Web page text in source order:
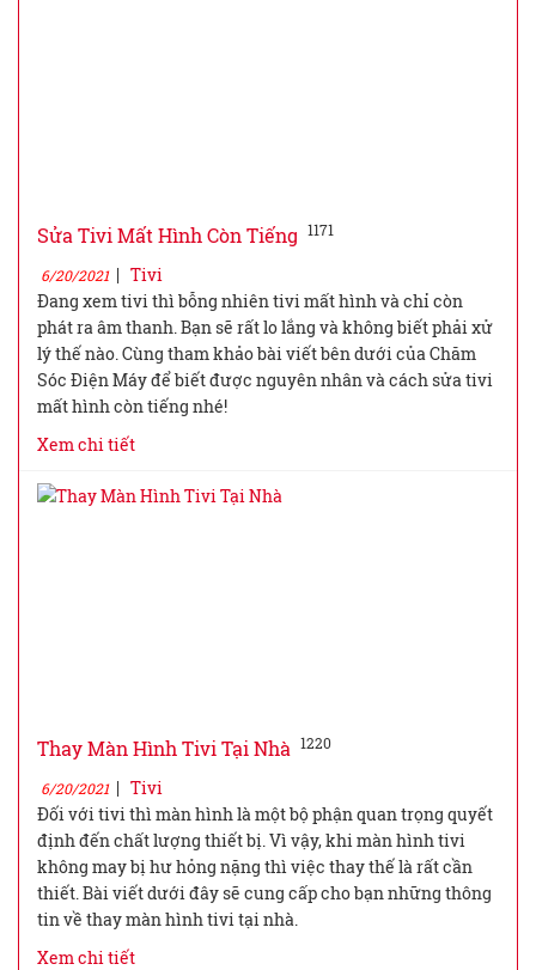
Sửa Tivi Mất Hình Còn Tiếng 1171
6/20/2021| Tivi
Đang xem tivi thì bỗng nhiên tivi mất hình và chỉ còn
phát ra âm thanh. Bạn sẽ rất lo lắng và không biết phải xử
lý thế nào. Cùng tham khảo bài viết bên dưới của Chăm
Sóc Điện Máy để biết được nguyên nhân và cách sửa tivi
mất hình còn tiếng nhé!
Xem chi tiết
Thay Màn Hình Tivi Tại Nhà 1220
6/20/2021| Tivi
Đối với tivi thì màn hình là một bộ phận quan trọng quyết
định đến chất lượng thiết bị. Vì vậy, khi màn hình tivi
không may bị hư hỏng nặng thì việc thay thế là rất cần
thiết. Bài viết dưới đây sẽ cung cấp cho bạn những thông
tin về thay màn hình tivi tại nhà.
Xem chi tiết